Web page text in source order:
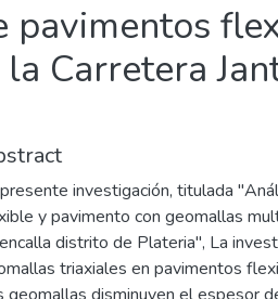
Carretera
investigación, titulada
y pavimento con geomallas
distrito de Plateria", La
triaxiales en pavimentos